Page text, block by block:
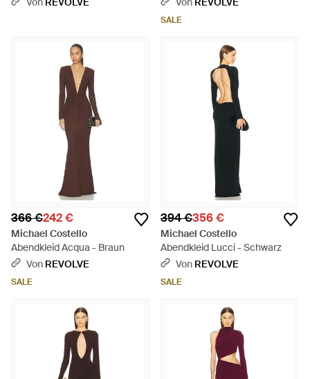
SALE
366 €242 €
Michael Costello
Abendkleid Acqua - Braun
Von REVOLVE
SALE
394 €356 €
Michael Costello
Abendkleid Lucci - Schwarz
Von REVOLVE
SALE